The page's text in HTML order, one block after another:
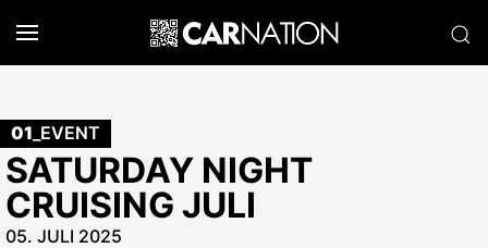
01 _EVENT
SATURDAY NIGHT
CRUISING JULI
05. JULI 2025